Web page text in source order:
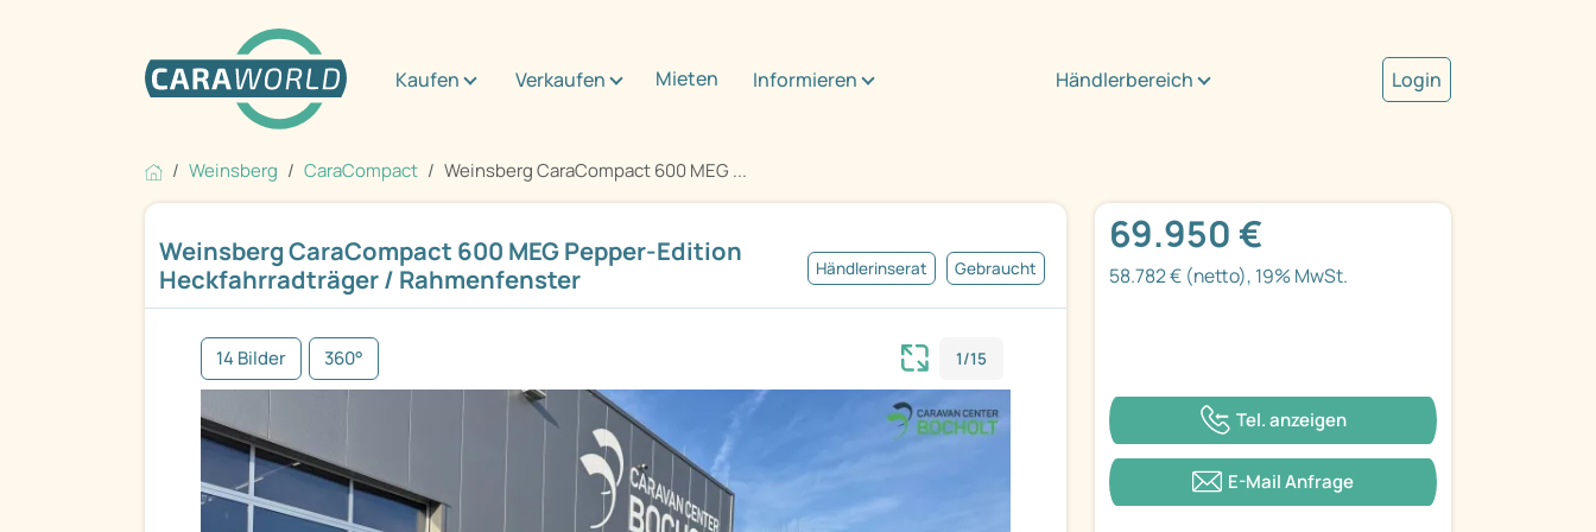
Kaufen Verkaufen Mieten Informieren Händlerbereich Login
Weinsberg CaraCompact Weinsberg CaraCompact 600 MEG ...
Weinsberg CaraCompact 600 MEG Pepper-Edition
Heckfahrradträger / Rahmenfenster
Händlerinserat Gebraucht
14 Bilder 360° 1/15
69.950 €
58.782 € (netto), 19% MwSt.
Tel. anzeigen
E-Mail Anfrage